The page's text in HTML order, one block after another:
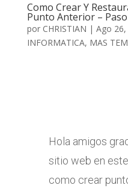
Como Crear Y
Punto Anterior – Paso
por CHRISTIAN | Ago 26,
INFORMATICA, MAS
Hola amigos
sitio web en
como crear